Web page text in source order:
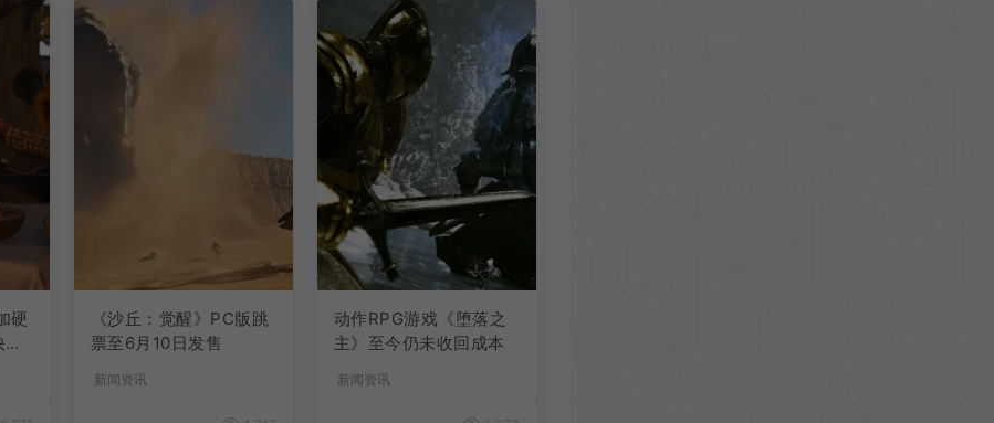
硬
《沙丘：觉醒》PC版跳
票至6月10日发售
新闻资讯
动作RPG游戏《堕落之
主》至今仍未收回成本
新闻资讯